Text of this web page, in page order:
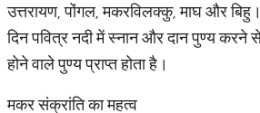
उत्तरायण, पोंगल, मकरविलक्कु, माघ और
दिन पवित्र नदी में स्नान और दान पुण्य करने
होने वाले पुण्य प्राप्त होता है।
मकर संक्रांति का महत्व